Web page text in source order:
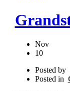
Nov
10
Posted by
Posted in